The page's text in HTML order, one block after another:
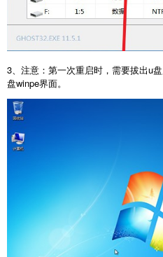
3、注意：第一次重启时，需要拔出u
盘winpe界面。